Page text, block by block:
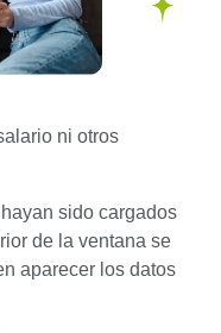
ni otros
sido cargados
de la ventana se
aparecer los datos